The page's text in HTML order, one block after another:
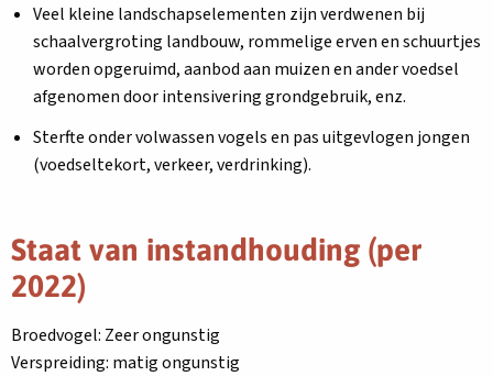
Veel kleine landschapselementen zijn verdwenen bij
schaalvergroting landbouw, rommelige erven en schuurtjes
worden opgeruimd, aanbod aan muizen en ander voedsel
afgenomen door intensivering grondgebruik, enz.
Sterfte onder volwassen vogels en pas uitgevlogen jongen
(voedseltekort, verkeer, verdrinking).
Staat van instandhouding (per
2022)
Broedvogel: Zeer ongunstig
Verspreiding: matig ongunstig